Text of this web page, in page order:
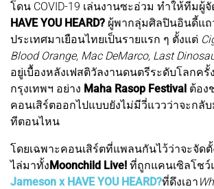
โดน COVID-19 เล่นงานซะอ่วม ทำให้ทีมผู้
HAVE YOU HEARD? ผู้พากลุ่มศิลปินอินดี้แถ
ประเทศมาเยือนไทยเป็นรายแรก ๆ ตั้งแต่
Blood Orange, Mac DeMarco, Last
อยู่เบื้องหลังเฟสติวัลงานดนตรีระดับโลกครั้
กรุงเทพฯ อย่าง Maha Rasop Festival ต้อง
คอนเสิร์ตออกไปแบบยังไม่มีวี่แววว่าจะกลั
ทีตอนไหน
โดยเฉพาะคอนเสิร์ตที่แพลนกันไว้ว่าจะจัด
ไล่มาทั้งMoonchild Live! ที่ถูกแคนเซิลโชว์
Jameson x HAVE YOU HEARD?ที่ดึงเอา